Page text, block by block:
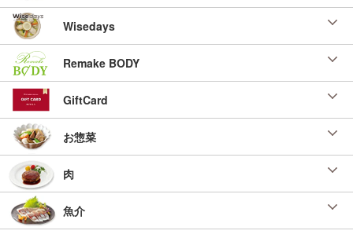
Wisedays
Remake BODY
GiftCard
お惣菜
肉
魚介